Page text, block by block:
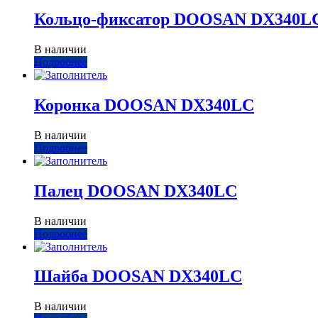
Кольцо-фиксатор DOOSAN
В наличии
Подробнее
Коронка DOOSAN DX340LC
В наличии
Подробнее
Палец DOOSAN DX340LC
В наличии
Подробнее
Шайба DOOSAN DX340LC
В наличии